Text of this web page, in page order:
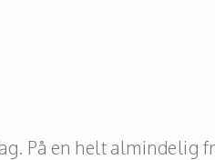
en helt almindelig